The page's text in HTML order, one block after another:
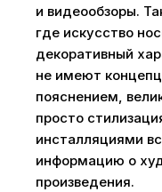
и видеообзоры.
где искусство
декоративный
не имеют
пояснением,
просто
инсталляциями
информацию о
произведения.